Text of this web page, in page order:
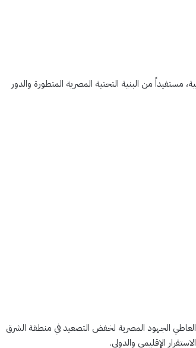
مستفيداً من البنية التحتية المصرية المتطورة والدور
العاطي الجهود المصرية لخفض التصعيد في منطقة الشرق
الإقليمي والدولي.